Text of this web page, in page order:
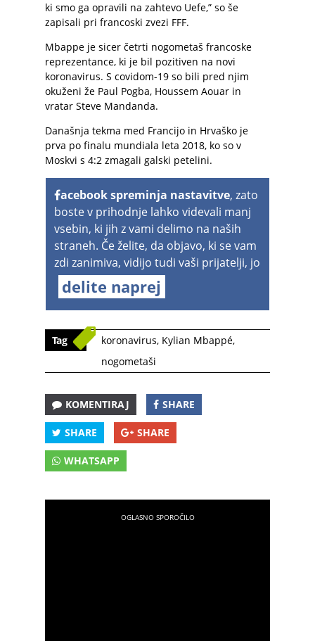
ki smo ga opravili na zahtevo Uefe,” so še
zapisali pri francoski zvezi FFF.
Mbappe je sicer četrti nogometaš francoske
reprezentance, ki je bil pozitiven na novi
koronavirus. S covidom-19 so bili pred njim
okuženi že Paul Pogba, Houssem Aouar in
vratar Steve Mandanda.
Današnja tekma med Francijo in Hrvaško je
prva po finalu mundiala leta 2018, ko so v
Moskvi s 4:2 zmagali galski petelini.
acebook spreminja nastavitve, zato
boste v prihodnje lahko videvali manj
vsebin, ki jih z vami delimo na naših
straneh. Če želite, da objavo, ki se vam
zdi zanimiva, vidijo tudi vaši prijatelji, jo
delite naprej
Tag koronavirus, Kylian Mbappé,
nogometaši
KOMENTIRAJ SHARE
SHARE SHARE
WHATSAPP